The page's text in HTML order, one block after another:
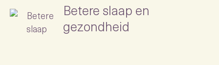
Betere slaap en
gezondheid